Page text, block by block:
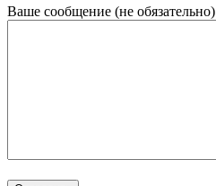
Ваше сообщение (не обязательно)